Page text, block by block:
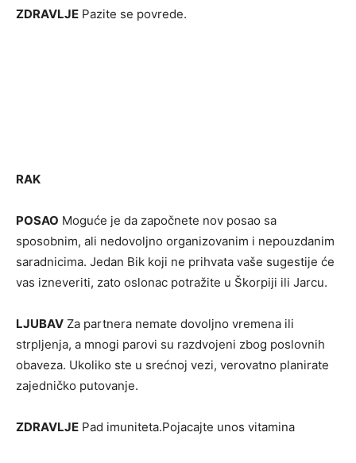
ZDRAVLJE Pazite se povrede.
RAK
POSAO Moguće je da započnete nov posao sa
sposobnim, ali nedovoljno organizovanim i nepouzdanim
saradnicima. Jedan Bik koji ne prihvata vaše sugestije će
vas izneveriti, zato oslonac potražite u Škorpiji ili Jarcu.
LJUBAV Za partnera nemate dovoljno vremena ili
strpljenja, a mnogi parovi su razdvojeni zbog poslovnih
obaveza. Ukoliko ste u srećnoj vezi, verovatno planirate
zajedničko putovanje.
ZDRAVLJE Pad imuniteta.Pojacajte unos vitamina